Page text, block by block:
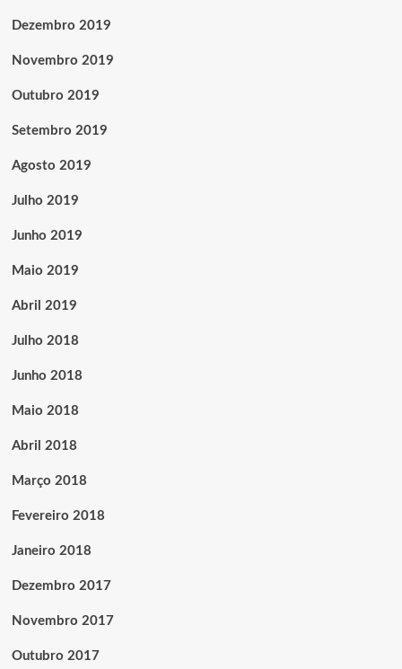
Dezembro 2019
Novembro 2019
Outubro 2019
Setembro 2019
Agosto 2019
Julho 2019
Junho 2019
Maio 2019
Abril 2019
Julho 2018
Junho 2018
Maio 2018
Abril 2018
Março 2018
Fevereiro 2018
Janeiro 2018
Dezembro 2017
Novembro 2017
Outubro 2017